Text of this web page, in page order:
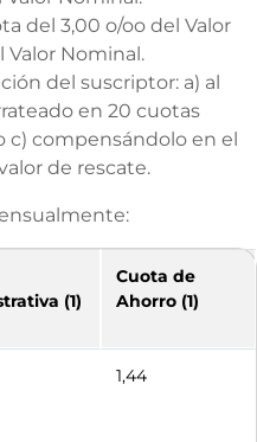
del 3,00 o/oo del Valor
Valor Nominal.
del suscriptor: a) al
en 20 cuotas
c) compensándolo en el
de rescate.
(1)
Cuota de
Ahorro (1)
1,44